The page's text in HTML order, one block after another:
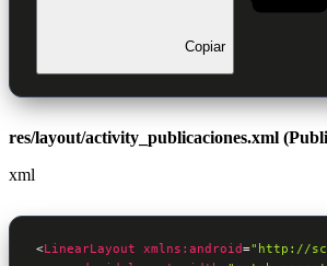
Copiar
res/layout/activity_publicaciones.xml
xml
<LinearLayout xmlns:android="http://